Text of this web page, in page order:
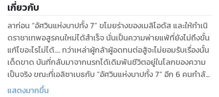
เกี่ยวกับ
ลาก่อน “อัศวินแห่งบาปทั้ง 7” ขโมยร่างของเมลิโอดัส และให้กําเนิ
ดราชาเทพอสูรคนใหม่ได้สําเร็จ นั่นเป็นความพ่ายแพ้ที่ยังไม่ถึงขั้น
แก้ไขอะไรไม่ได้.... ทว่าเหล่าผู้กล้าผู้อดทนต่อสู้จะไม่ยอมรับเรื่องนั้น
เด็ดขาด บันที่กลับมาจากนรกได้เดิมพันชีวิตอยู่ในโลกของความ
เป็นจริง ขณะที่เอลิซาเบธกับ “อัศวินแห่งบาปทั้ง 7” อีก 6 คนกําลัง
สร้างแรงบันดาลใจให้เมลิโอดัสที่ อยู่ในโลกของจิตใจ การต่อสู้
แสดงมากขึ้น